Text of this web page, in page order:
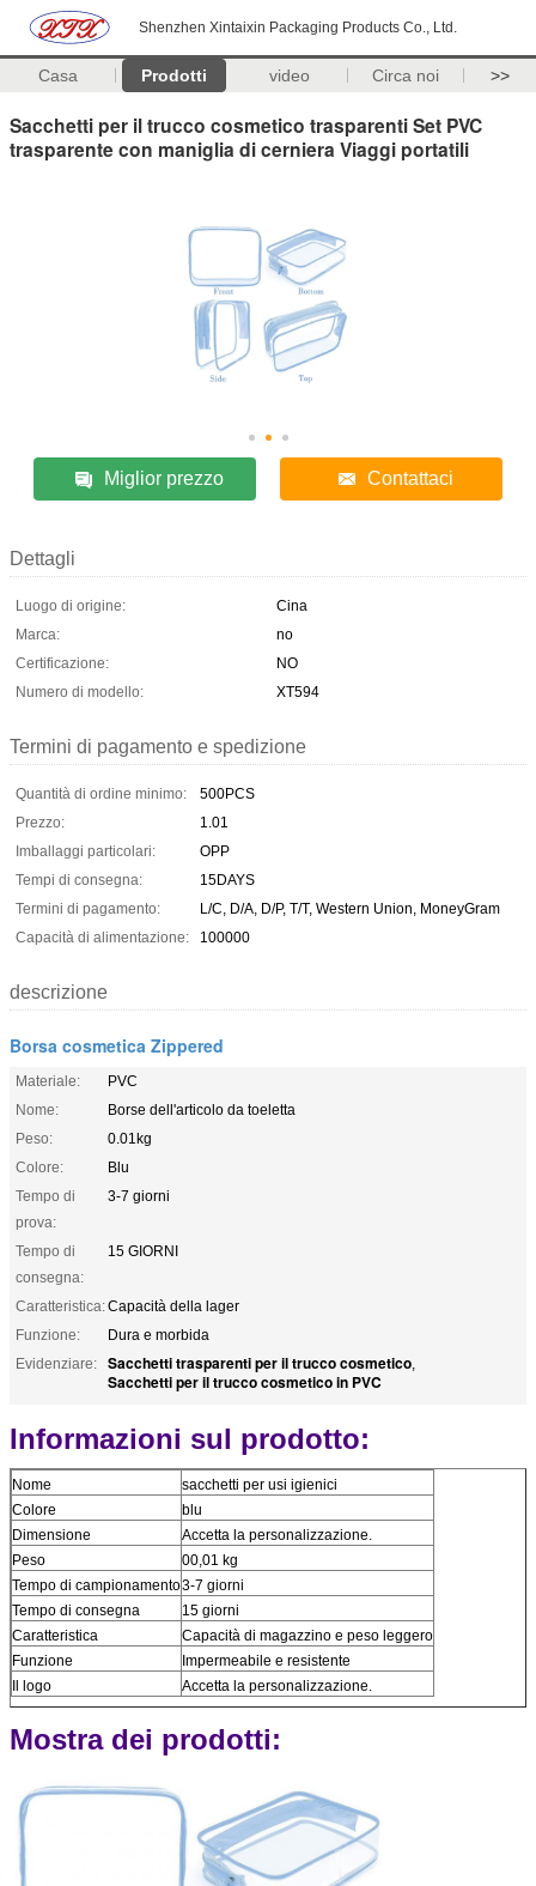
Shenzhen Xintaixin Packaging Products Co., Ltd.
Casa Prodotti video Circa noi >>
Sacchetti per il trucco cosmetico trasparenti Set PVC
trasparente con maniglia di cerniera Viaggi portatili
Miglior prezzo Contattaci
Dettagli
Luogo di origine:
Cina
Marca:
no
Certificazione:
NO
Numero di modello:
XT594
Termini di pagamento e spedizione
Quantità di ordine minimo:
500PCS
Prezzo:
1.01
Imballaggi particolari:
OPP
Tempi di consegna:
15DAYS
Termini di pagamento:
L/C, D/A, D/P, T/T, Western Union, MoneyGram
Capacità di alimentazione:
100000
descrizione
Borsa cosmetica Zippered
Materiale:
PVC
Nome:
Borse dell'articolo da toeletta
Peso:
0.01kg
Colore:
Blu
Tempo di
prova:
3-7 giorni
Tempo di
consegna:
15 GIORNI
Caratteristica:Capacità della lager
Funzione:
Dura e morbida
Evidenziare:
Sacchetti trasparenti per il trucco cosmetico,
Sacchetti per il trucco cosmetico in PVC
Informazioni sul prodotto:
Nome
sacchetti per usi igienici
Colore
blu
Dimensione
Accetta la personalizzazione.
Peso
00,01 kg
Tempo di campionamento3-7 giorni
Tempo di consegna
15 giorni
Caratteristica
Capacità di magazzino e peso leggero
Funzione
Impermeabile e resistente
Il logo
Accetta la personalizzazione.
Mostra dei prodotti: